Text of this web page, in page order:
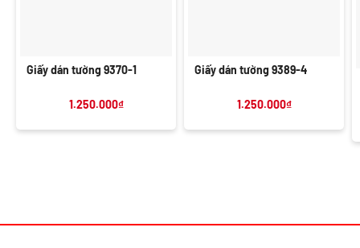
Giấy dán tường 9370-1
1.250.000₫
Giấy dán tường 9389-4
1.250.000₫